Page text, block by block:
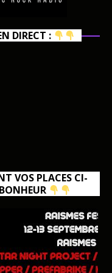
DIRECT :
VOS PLACES CI-